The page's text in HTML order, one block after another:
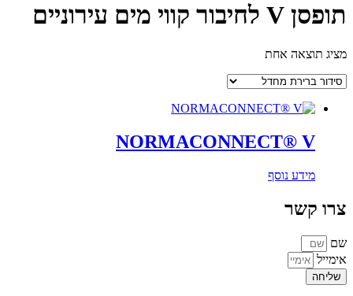
תופסן V לחיבור קווי מים עירוניים
מציג תוצאה אחת
NORMACONNECT® V
מידע נוסף
צרו קשר
שם
אימייל
שליחה